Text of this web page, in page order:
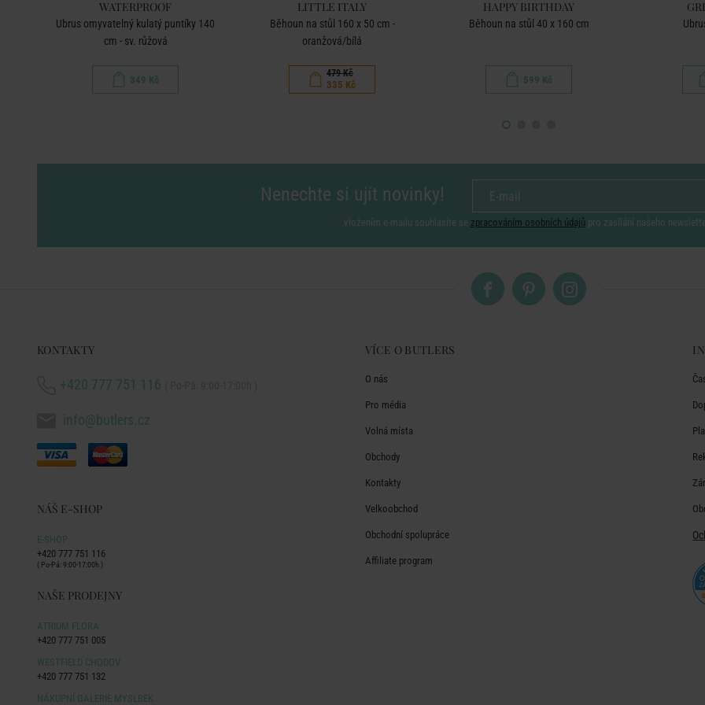
WATERPROOF
Ubrus omyvatelný kulatý puntíky 140
cm - sv. růžová
349 Kč
LITTLE ITALY
Běhoun na stůl 160 x 50 cm -
oranžová/bílá
479 Kč
335 Kč
HAPPY BIRTHDAY
Běhoun na stůl 40 x 160 cm
599 Kč
Nenechte si ujít novinky!
vložením e-mailu souhlasíte se zpracováním osobních údajů pro zasílání našeho
KONTAKTY
+420 777 751 116
info@butlers.cz
NÁŠ E-SHOP
E-SHOP
+420 777 751 116
( Po-Pá: 9:00-17:00h )
NAŠE PRODEJNY
ATRIUM FLORA
+420 777 751 005
WESTFIELD CHODOV
+420 777 751 132
NÁKUPNÍ GALERIE MYSLBEK
VÍCE O BUTLERS
O nás
Pro média
Volná místa
Obchody
Kontakty
Velkoobchod
Obchodní spolupráce
Affiliate program